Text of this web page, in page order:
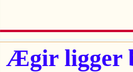
Ægir ligger